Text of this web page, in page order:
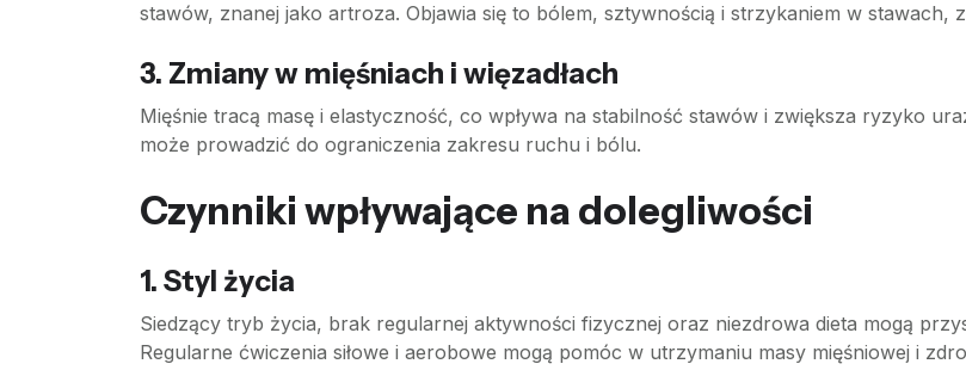
stawów, znanej jako artroza. Objawia się to bólem, sztywnością i strzykaniem w stawach,
3. Zmiany w mięśniach i więzadłach
Mięśnie tracą masę i elastyczność, co wpływa na stabilność stawów i zwiększa ryzyko
może prowadzić do ograniczenia zakresu ruchu i bólu.
Czynniki wpływające na dolegliwości
1. Styl życia
Siedzący tryb życia, brak regularnej aktywności fizycznej oraz niezdrowa dieta mogą
Regularne ćwiczenia siłowe i aerobowe mogą pomóc w utrzymaniu masy mięśniowej i